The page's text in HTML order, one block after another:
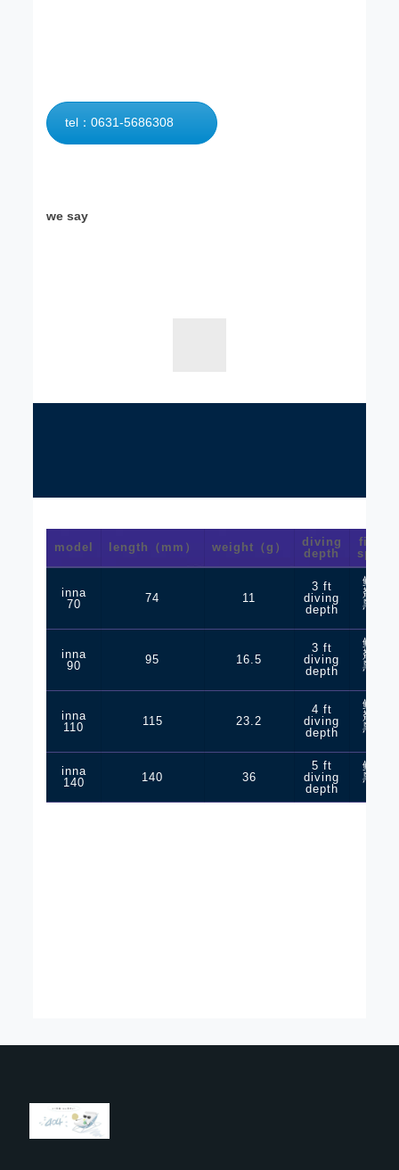
tel：0631-5686308
we say
model length（mm） weight（g）
diving
depth
inna
70
74 11
3 ft
diving
depth
鲈鱼，
翘嘴，
黑鲪，
inna
90
95 16.5
3 ft
diving
depth
鲈鱼，
翘嘴，
黑鲪，
inna
110
115 23.2
4 ft
diving
depth
鲈鱼，
翘嘴，
黑鲪，
inna
140
140 36
5 ft
diving
depth
鲈鱼，
黑鲪，